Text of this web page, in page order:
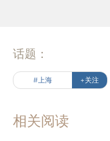
话题：
#上海 +关注
相关阅读